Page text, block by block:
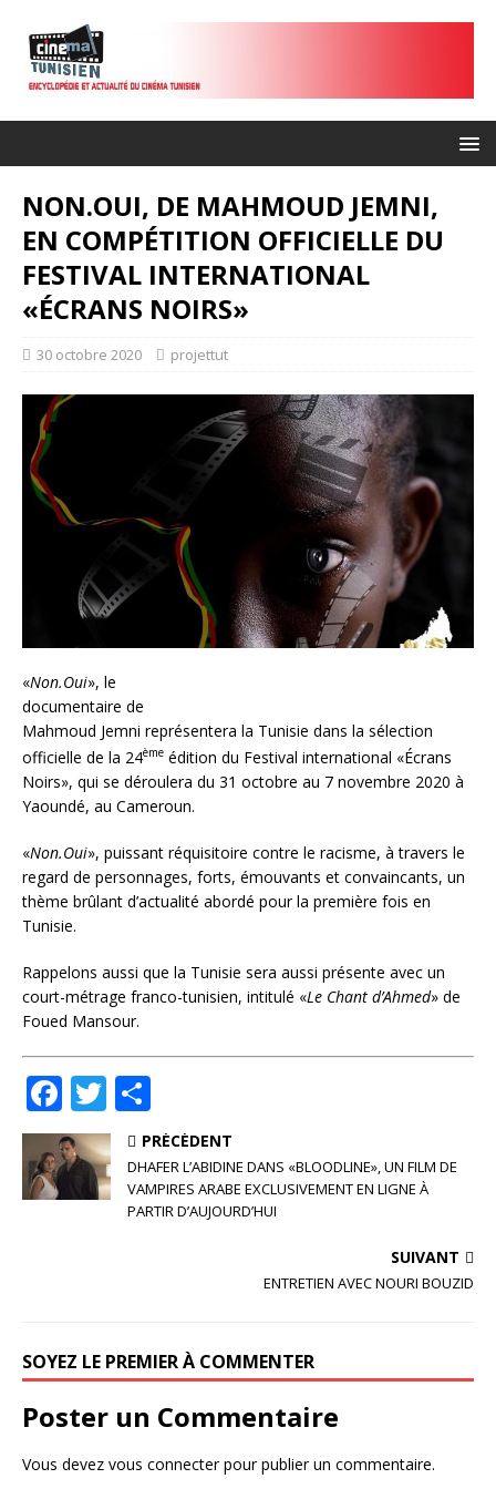
NON.OUI, DE MAHMOUD JEMNI,
EN COMPÉTITION OFFICIELLE DU
FESTIVAL INTERNATIONAL
«ÉCRANS NOIRS»
30 octobre 2020 projettut
«Non.Oui», le
documentaire de
Mahmoud Jemni représentera la Tunisie dans la sélection
officielle de la 24ème édition du Festival international «Écrans
Noirs», qui se déroulera du 31 octobre au 7 novembre 2020 à
Yaoundé, au Cameroun.
«Non.Oui», puissant réquisitoire contre le racisme, à travers le
regard de personnages, forts, émouvants et convaincants, un
thème brûlant d’actualité abordé pour la première fois en
Tunisie.
Rappelons aussi que la Tunisie sera aussi présente avec un
court-métrage franco-tunisien, intitulé «Le Chant d’Ahmed» de
Foued Mansour.
F
a
c
e
T
w
it
te
ar
ta
g
PRÉCÉDENT
DHAFER L’ABIDINE DANS «BLOODLINE», UN FILM DE
VAMPIRES ARABE EXCLUSIVEMENT EN LIGNE À
PARTIR D’AUJOURD’HUI
SUIVANT
ENTRETIEN AVEC NOURI BOUZID
SOYEZ LE PREMIER À COMMENTER
Poster un Commentaire
Vous devez vous connecterpour publier un commentaire.